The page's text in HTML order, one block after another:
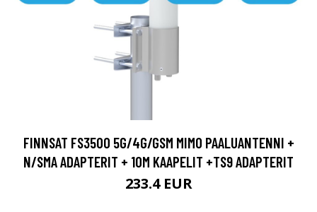
FINNSAT FS3500 5G/4G/GSM MIMO PAALUANTENNI +
N/SMA ADAPTERIT + 10M KAAPELIT +TS9 ADAPTERIT
233.4 EUR